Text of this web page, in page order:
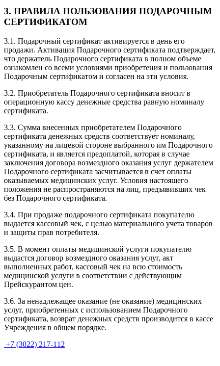
3. ПРАВИЛА ПОЛЬЗОВАНИЯ ПОДАРОЧНЫМ
СЕРТИФИКАТОМ
3.1. Подарочный сертификат активируется в день его
продажи. Активация Подарочного сертификата подтверждает,
что держатель Подарочного сертификата в полном объеме
ознакомлен со всеми условиями приобретения и пользования
Подарочным сертификатом и согласен на эти условия.
3.2. Приобретатель Подарочного сертификата вносит в
операционную кассу денежные средства равную номиналу
сертификата.
3.3. Сумма внесенных приобретателем Подарочного
сертификата денежных средств соответствует номиналу,
указанному на лицевой стороне выбранного им Подарочного
сертификата, и является предоплатой, которая в случае
заключения договора возмездного оказания услуг держателем
Подарочного сертификата засчитывается в счет оплаты
оказываемых медицинских услуг. Условия настоящего
положения не распространяются на лиц, предъявивших чек
без Подарочного сертификата.
3.4. При продаже подарочного сертификата покупателю
выдается кассовый чек, с целью материального учета товаров
и защиты прав потребителя.
3.5. В момент оплаты медицинской услуги покупателю
выдастся договор возмездного оказания услуг, акт
выполненных работ, кассовый чек на всю стоимость
медицинской услуги в соответствии с действующим
Прейскурантом цен.
3.6. За ненадлежащее оказание (не оказание) медицинских
услуг, приобретенных с использованием Подарочного
сертификата, возврат денежных средств производится в кассе
Учреждения в общем порядке.
+7 (3022) 217-112